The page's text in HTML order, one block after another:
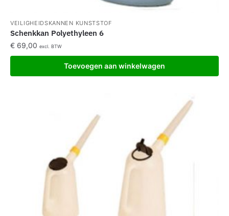
VEILIGHEIDSKANNEN KUNSTSTOF
Schenkkan Polyethyleen 6
€ 69,00 excl. BTW
Toevoegen aan winkelwagen